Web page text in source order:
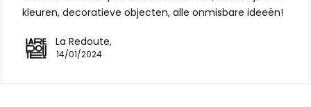
kleuren, decoratieve objecten, alle onmisbare ideeën!
La Redoute,
14/01/2024